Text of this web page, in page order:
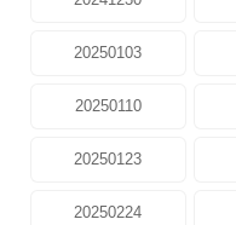
20250103
20250110
20250123
20250224